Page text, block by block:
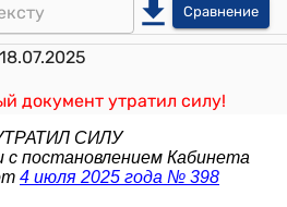
Сравнение
18.07.2025
документ утратил силу!